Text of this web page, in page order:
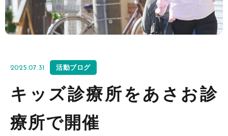
2025.07.31 活動ブログ
キッズ診療所をあさお診
療所で開催